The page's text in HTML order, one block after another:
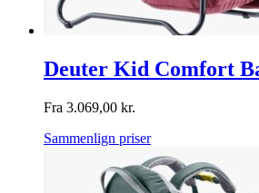
Deuter Kid Comfort
Fra 3.069,00 kr.
Sammenlign priser